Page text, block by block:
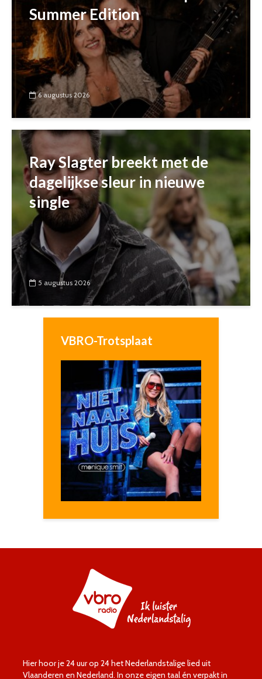
Summer Edition
6 augustus 2026
Ray Slagter breekt met de
dagelijkse sleur in nieuwe
single
5 augustus 2026
VBRO-Trotsplaat
Hier hoor je 24 uur op 24 het Nederlandstalige lied uit
Vlaanderen en Nederland. In onze eigen taal én verpakt in